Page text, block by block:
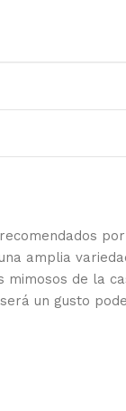
amplia
mimosos de la
un gusto